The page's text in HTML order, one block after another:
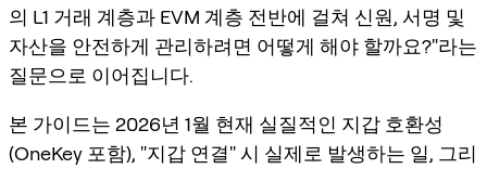
의 L1 거래 계층과 EVM 계층 전반에 걸쳐 신원, 서명 및
자산을 안전하게 관리하려면 어떻게 해야 할까요?"라는
질문으로 이어집니다.
본 가이드는 2026년 1월 현재 실질적인 지갑 호환성
(OneKey 포함), "지갑 연결" 시 실제로 발생하는 일, 그리